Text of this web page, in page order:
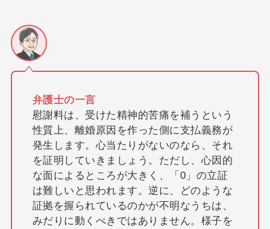
弁護士の一言
慰謝料は、受けた精神的苦痛を補うという
性質上、離婚原因を作った側に支払義務が
発生します。心当たりがないのなら、それ
を証明していきましょう。ただし、心因的
な面によるところが大きく、「0」の立証
は難しいと思われます。逆に、どのような
証拠を握られているのかが不明なうちは、
みだりに動くべきではありません。様子を